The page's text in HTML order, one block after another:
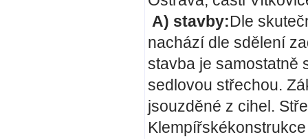
A) stavby:Dle
nachází dle sdělení
stavba je samostatně
sedlovou střechou.
jsouzděné z cihel.